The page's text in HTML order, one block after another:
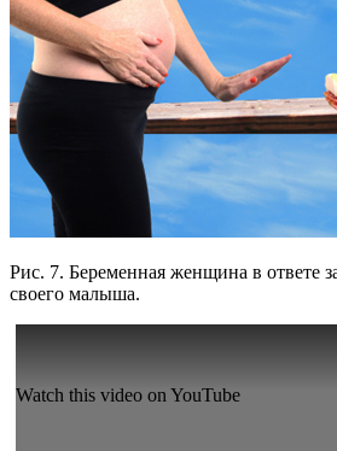
Рис. 7. Беременная женщина в ответе
своего малыша.
Watch this video on YouTube